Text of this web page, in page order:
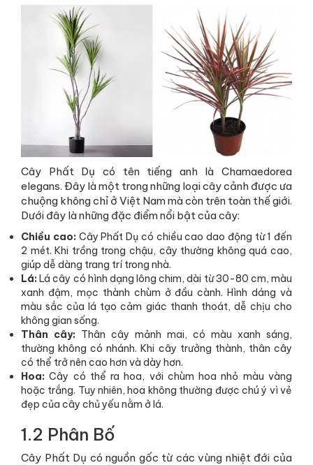
Cây Phất Dụ có tên tiếng anh là Chamaedorea
elegans. Đây là một trong những loại cây cảnh được ưa
chuộng không chỉ ở Việt Nam mà còn trên toàn thế giới.
Dưới đây là những đặc điểm nổi bật của cây:
Chiều cao: Cây Phất Dụ có chiều cao dao động từ 1 đến
2 mét. Khi trồng trong chậu, cây thường không quá cao,
giúp dễ dàng trang trí trong nhà.
Lá: Lá cây có hình dạng lông chim, dài từ 30-80 cm, màu
xanh đậm, mọc thành chùm ở đầu cành. Hình dáng và
màu sắc của lá tạo cảm giác thanh thoát, dễ chịu cho
không gian sống.
Thân cây: Thân cây mảnh mai, có màu xanh sáng,
thường không có nhánh. Khi cây trưởng thành, thân cây
có thể trở nên cao hơn và dày hơn.
Hoa: Cây có thể ra hoa, với chùm hoa nhỏ màu vàng
hoặc trắng. Tuy nhiên, hoa không thường được chú ý vì vẻ
đẹp của cây chủ yếu nằm ở lá.
1.2 Phân Bố
Cây Phất Dụ có nguồn gốc từ các vùng nhiệt đới của